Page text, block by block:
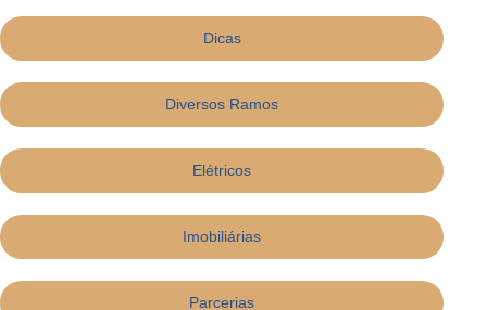
Dicas
Diversos Ramos
Elétricos
Imobiliárias
Parcerias